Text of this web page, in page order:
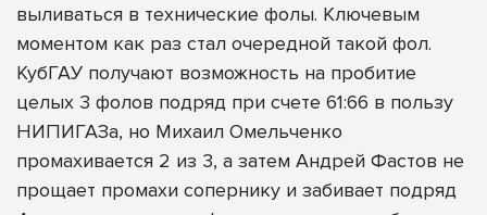
выливаться в технические фолы. Ключевым
моментом как раз стал очередной такой фол.
КубГАУ получают возможность на пробитие
целых 3 фолов подряд при счете 61:66 в пользу
НИПИГАЗа, но Михаил Омельченко
промахивается 2 из 3, а затем Андрей Фастов не
прощает промахи сопернику и забивает подряд